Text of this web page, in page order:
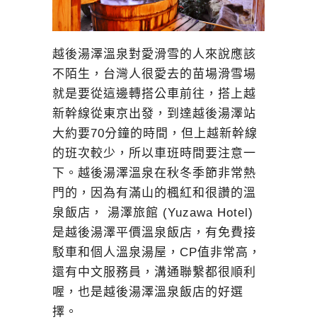
越後湯澤溫泉對愛滑雪的人來說應該
不陌生，台灣人很愛去的苗場滑雪場
就是要從這邊轉搭公車前往，搭上越
新幹線從東京出發，到達越後湯澤站
大約要70分鐘的時間，但上越新幹線
的班次較少，所以車班時間要注意一
下。越後湯澤溫泉在秋冬季節非常熱
門的，因為有滿山的楓紅和很讚的溫
泉飯店， 湯澤旅館 (Yuzawa Hotel)
是越後湯澤平價溫泉飯店，有免費接
駁車和個人溫泉湯屋，CP值非常高，
還有中文服務員，溝通聯繫都很順利
喔，也是越後湯澤溫泉飯店的好選
擇。